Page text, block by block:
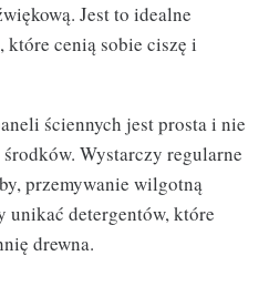
Jest to idealne
które cenią sobie ciszę i
ściennych jest prosta i nie
Wystarczy regularne
przemywanie wilgotną
unikać detergentów, które
drewna.